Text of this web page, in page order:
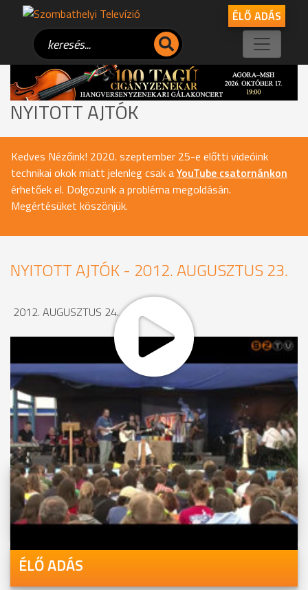
ÉLŐ ADÁS
NYITOTT AJTÓK
Kedves Nézőink! 2020. szeptember 25-e előtti videóink
technikai okok miatt jelenleg csak aYouTube csatornánkon
érhetőek el. Dolgozunk a probléma megoldásán.
Megértésüket köszönjük.
NYITOTT AJTÓK - 2012. AUGUSZTUS 23.
2012. AUGUSZTUS 24., 09:16
MEGOSZTÁS
Videóink megtekinthetőek
Youtube-csatornánkon is!
ÉLŐ ADÁS